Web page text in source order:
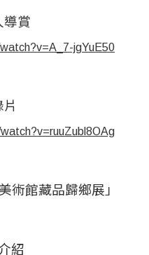
導賞
jgYuE50
術館藏品歸鄉展」
紹